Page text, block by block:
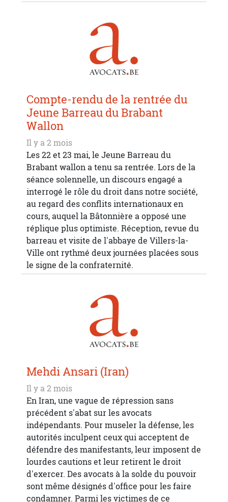
Compte-rendu de la rentrée du
Jeune Barreau du Brabant
Wallon
Il y a 2 mois
Les 22 et 23 mai, le Jeune Barreau du
Brabant wallon a tenu sa rentrée. Lors de la
séance solennelle, un discours engagé a
interrogé le rôle du droit dans notre société,
au regard des conflits internationaux en
cours, auquel la Bâtonnière a opposé une
réplique plus optimiste. Réception, revue du
barreau et visite de l'abbaye de Villers-la-
Ville ont rythmé deux journées placées sous
le signe de la confraternité.
Mehdi Ansari (Iran)
Il y a 2 mois
En Iran, une vague de répression sans
précédent s'abat sur les avocats
indépendants. Pour museler la défense, les
autorités inculpent ceux qui acceptent de
défendre des manifestants, leur imposent de
lourdes cautions et leur retirent le droit
d'exercer. Des avocats à la solde du pouvoir
sont même désignés d'office pour les faire
condamner. Parmi les victimes de ce